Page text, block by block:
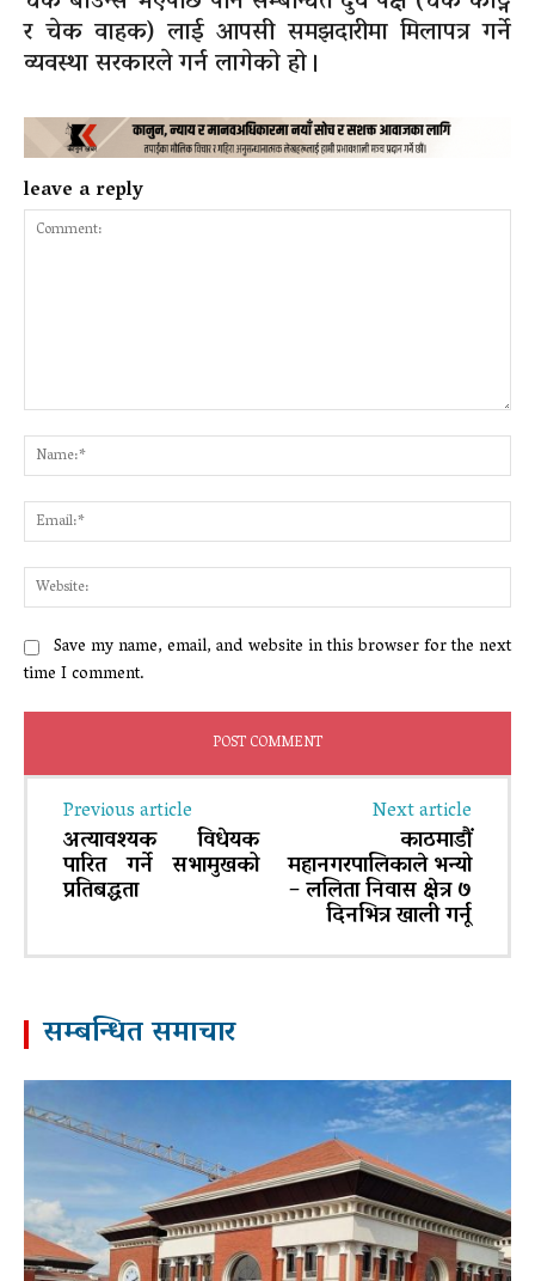
र चेक वाहक) लाई आपसी समझदारीमा मिलापत्र गर्ने
व्यवस्था सरकारले गर्न लागेको हो ।
leave a reply
Save my name, email, and website in this browser for the next
time I comment.
Previous article
अत्यावश्यक विधेयक
पारित गर्ने सभामुखको
प्रतिबद्धता
Next article
काठमाडौं
महानगरपालिकाल‍े भन्यो
– ललिता निवास क्षेत्र ७
दिनभित्र खाली गर्नू
सम्बन्धित समाचार